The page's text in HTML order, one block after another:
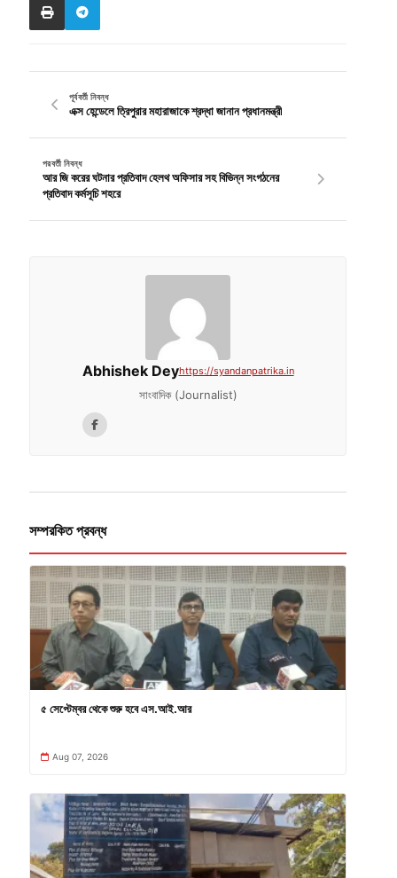
পূর্ববর্তী নিবন্ধ
এক্স হেন্ডেলে ত্রিপুরার মহারাজাকে শ্রদ্ধা জানান প্রধানমন্ত্রী
পরবর্তী নিবন্ধ
আর জি করের ঘটনার প্রতিবাদ হেলথ অফিসার সহ বিভিন্ন সংগঠনের
প্রতিবাদ কর্মসূচি শহরে
Abhishek Deyhttps://syandanpatrika.in
সাংবাদিক (Journalist)
সম্পরকিত প্রবন্ধ
৫ সেপ্টেম্বর থেকে শুরু হবে এস.আই.আর
Aug 07, 2026